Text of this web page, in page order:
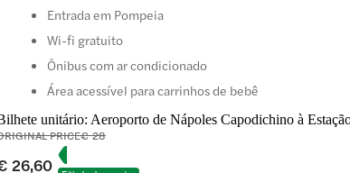
Entrada em Pompeia
Wi-fi gratuito
Ônibus com ar condicionado
Área acessível para carrinhos de bebê
unitário: Aeroporto de Nápoles Capodichino à
PRICE€ 28
26,60